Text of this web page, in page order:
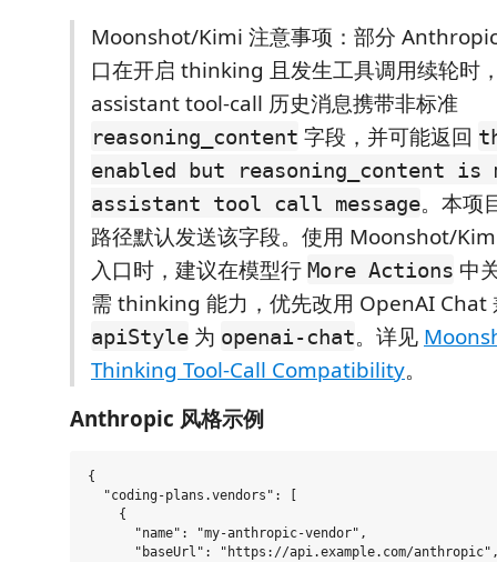
Moonshot/Kimi 注意事项：部分
口在开启 thinking 且发生工具调用续轮时
assistant tool-call 历史消息携带非标准
reasoning_content 字段，并可能返回
enabled but reasoning_content is
assistant tool call message。本项
路径默认发送该字段。使用 Moonshot/
入口时，建议在模型行 More Actions 中
需 thinking 能力，优先改用 OpenAI Chat
apiStyle 为 openai-chat。详见
Thinking Tool-Call Compatibility。
Anthropic 风格示例
{
  "coding-plans.vendors": [
    {
      "name": "my-anthropic-vendor",
"baseUrl": "https://api.example.com/